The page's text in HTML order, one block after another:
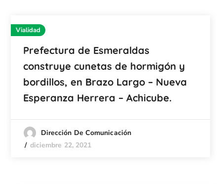
Vialidad
Prefectura de Esmeraldas
construye cunetas de hormigón y
bordillos, en Brazo Largo – Nueva
Esperanza Herrera – Achicube.
Dirección De Comunicación
diciembre 22, 2021